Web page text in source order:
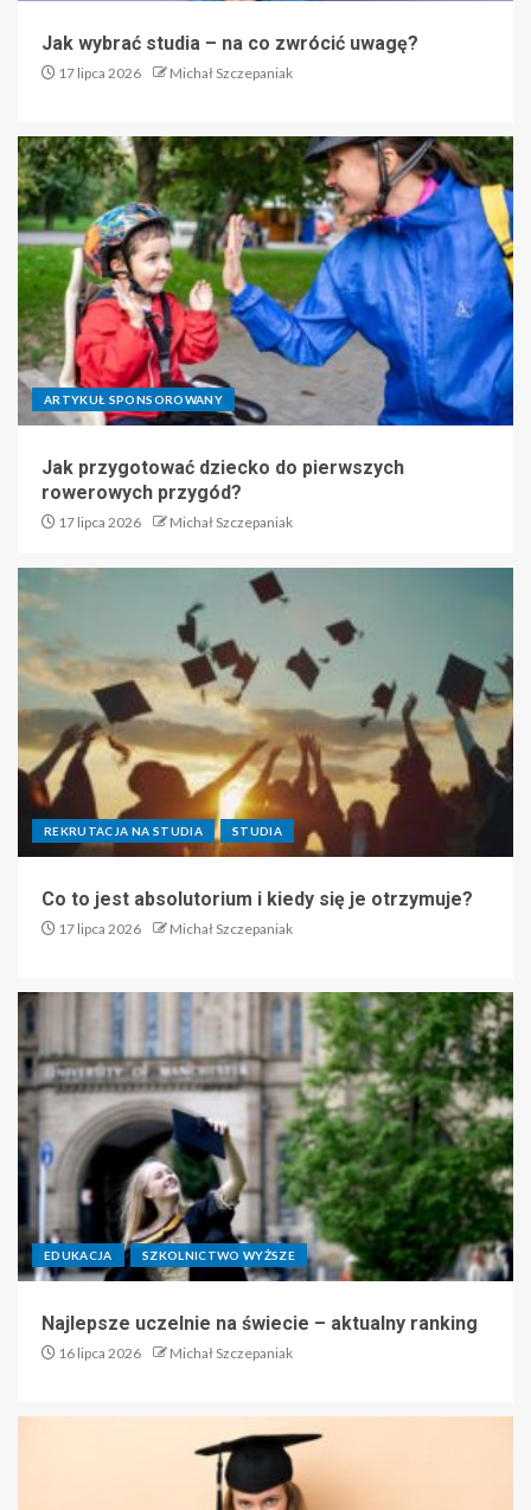
Jak wybrać studia – na co zwrócić uwagę?
17 lipca 2026 Michał Szczepaniak
ARTYKUŁ SPONSOROWANY
Jak przygotować dziecko do pierwszych
rowerowych przygód?
17 lipca 2026 Michał Szczepaniak
REKRUTACJA NA STUDIA STUDIA
Co to jest absolutorium i kiedy się je otrzymuje?
17 lipca 2026 Michał Szczepaniak
EDUKACJA SZKOLNICTWO WYŻSZE
Najlepsze uczelnie na świecie – aktualny ranking
16 lipca 2026 Michał Szczepaniak